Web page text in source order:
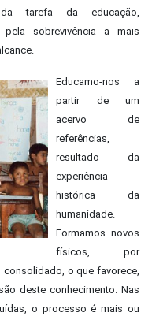
tarefa da educação,
pela sobrevivência a mais
Educamo-nos a
partir de um
acervo de
referências,
resultado da
experiência
histórica da
humanidade.
Formamos novos
físicos, por
o que favorece,
deste conhecimento. Nas
o processo é mais ou